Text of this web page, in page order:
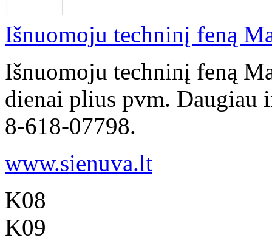
Išnuomoju techninį feną
Išnuomoju techninį feną
dienai plius pvm. Daugiau
8-618-07798.
www.sienuva.lt
K08
K09